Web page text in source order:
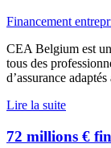
Financement
CEA Belgium est
tous des
d’assurance
Lire la suite
72 millions €